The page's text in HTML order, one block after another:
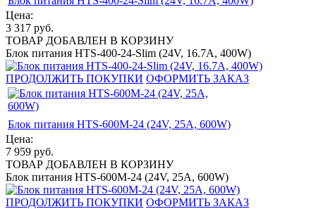
Цена:
3 317 руб.
ТОВАР ДОБАВЛЕН В КОРЗИНУ
Блок питания HTS-400-24-Slim (24V, 16.7A, 400W)
ПРОДОЛЖИТЬ ПОКУПКИ ОФОРМИТЬ ЗАКАЗ
Блок питания HTS-600M-24 (24V, 25A, 600W)
Цена:
7 959 руб.
ТОВАР ДОБАВЛЕН В КОРЗИНУ
Блок питания HTS-600M-24 (24V, 25A, 600W)
ПРОДОЛЖИТЬ ПОКУПКИ ОФОРМИТЬ ЗАКАЗ